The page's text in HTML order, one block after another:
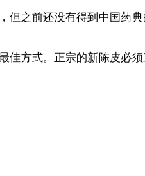
但之前还没有得到中国药
佳方式。正宗的新陈皮必